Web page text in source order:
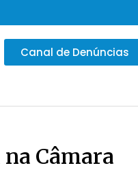
Canal de Denúncias
Câmara